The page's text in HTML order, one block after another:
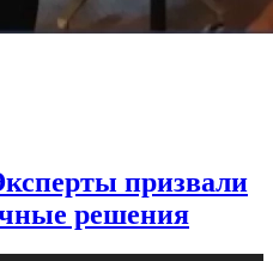
призвали
решения